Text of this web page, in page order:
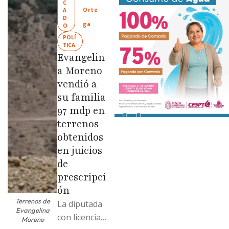
Ciudad
Limpia” en
colonias de
las …
Terrenos de
Evangelina
Moreno
C
A
D
O
POLÍ
TICA
Orte
ga
Evangelin
a Moreno
vendió a
su familia
97 mdp en
terrenos
obtenidos
en juicios
de
prescripci
ón
La diputada
con licencia